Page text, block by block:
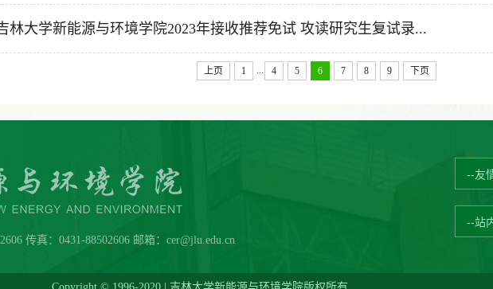
林大学新能源与环境学院2023年接收推荐免试 攻读研究生复试录...
上页 1 4 5 6 7 8 9 下页
传真：0431-88502606 邮箱：cer@jlu.edu.cn